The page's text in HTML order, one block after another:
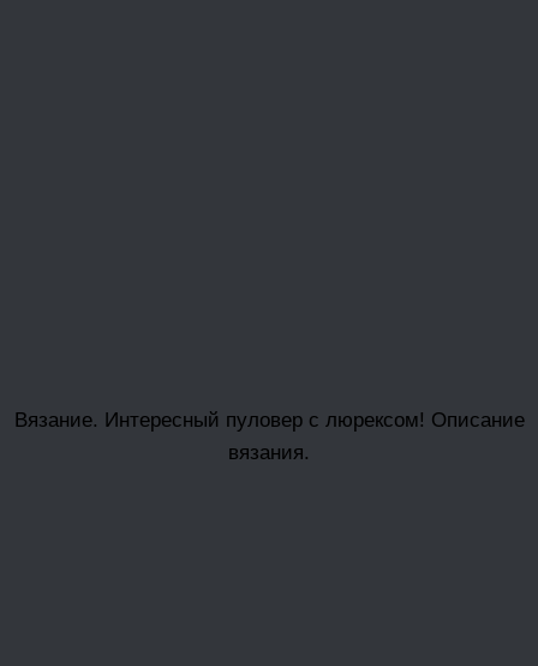
Вязание. Интересный пуловер с люрексом! Описание
вязания.